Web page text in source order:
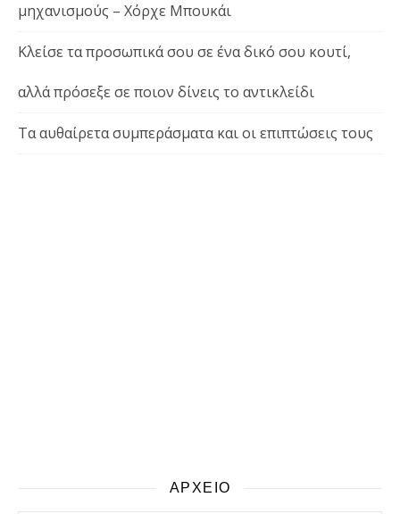
μηχανισμούς – Χόρχε Μπουκάι
Κλείσε τα προσωπικά σου σε ένα δικό σου κουτί,
αλλά πρόσεξε σε ποιον δίνεις το αντικλείδι
Τα αυθαίρετα συμπεράσματα και οι επιπτώσεις τους
ΑΡΧΕΙΟ